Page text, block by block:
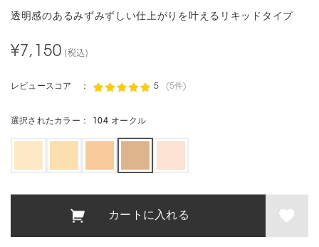
透明感のあるみずみずしい仕上がりを叶えるリキッドタイプ
¥7,150 (税込)
選択されたカラー： 104 オークル
レビュースコア ： 5 (5件)